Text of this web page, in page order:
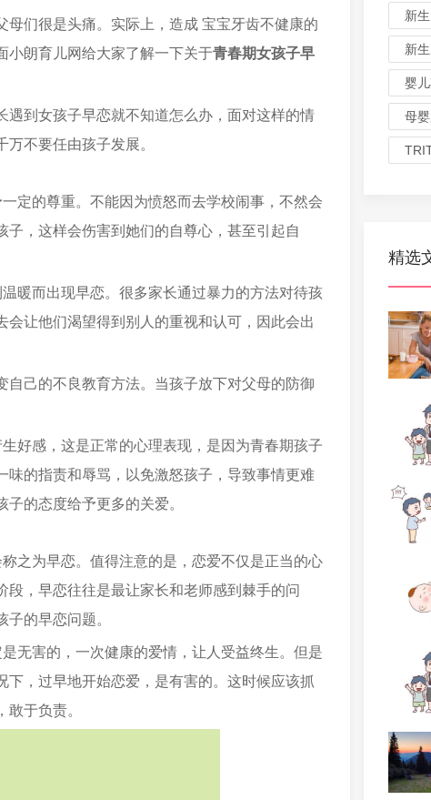
们很是头痛。实际上，造成 宝宝牙齿不健康的
小朗育儿网给大家了解一下关于青春期女孩子早
到女孩子早恋就不知道怎么办，面对这样的情
不要任由孩子发展。
定的尊重。不能因为愤怒而去学校闹事，不然会
，这样会伤害到她们的自尊心，甚至引起自
暖而出现早恋。很多家长通过暴力的方法对待孩
让他们渴望得到别人的重视和认可，因此会出
己的不良教育方法。当孩子放下对父母的防御
好感，这是正常的心理表现，是因为青春期孩子
的指责和辱骂，以免激怒孩子，导致事情更难
的态度给予更多的关爱。
之为早恋。值得注意的是，恋爱不仅是正当的心
，早恋往往是最让家长和老师感到棘手的问
的早恋问题。
无害的，一次健康的爱情，让人受益终生。但是
，过早地开始恋爱，是有害的。这时候应该抓
于负责。
新
新
婴
母
精选